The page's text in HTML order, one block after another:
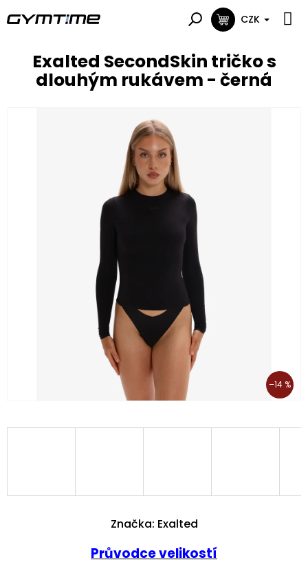
na
NÁKUPNÍ
CZK
Exalted SecondSkin tričko s
dlouhým rukávem - černá
–14 %
Průvodce velikostí
Značka: Exalted